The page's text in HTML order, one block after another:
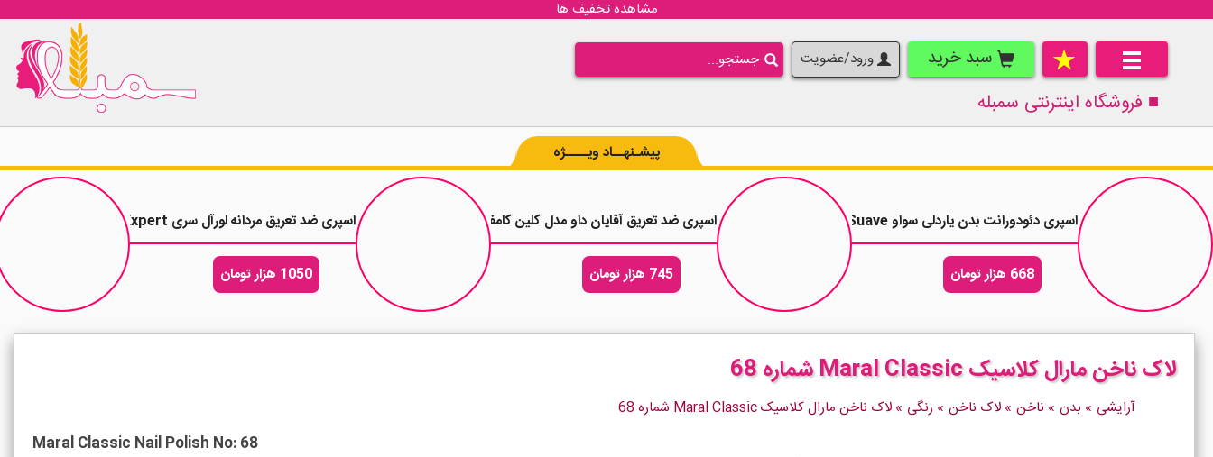
مشاهده تخفیف ها
سبد خرید ورود/عضویت
■ فروشگاه اینترنتی سمبله
پیشـنهــاد ویــــژه
اسپری دئودورانت بدن یاردلی سواو Yardley Suave حجم 150 میلی لیتر
668 هزار تومان
اسپری ضد تعریق آقایان داو مدل کلین کامفورت Dove Men Clean Comfort حجم 250 میلی لیتر
745 هزار تومان
اسپری ضد تعریق مردانه لورآل سری Men Expert مدل Cool Power 48H حجم 250 میلی لیتر
1050 هزار تومان
لاک ناخن مارال کلاسیک Maral Classic شماره 68
آرایشی » بدن » ناخن » لاک ناخن » رنگی » لاک ناخن مارال کلاسیک Maral Classic شماره 68
Maral Classic Nail Polish No: 68